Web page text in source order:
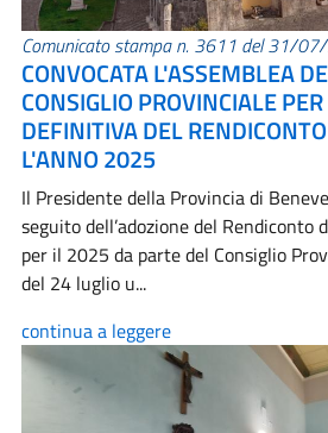
Comunicato stampa n. 3611 del 31/
CONVOCATA L'ASSEMBLEA
CONSIGLIO PROVINCIALE
DEFINITIVA DEL
L'ANNO 2025
Il Presidente della Provincia di
seguito dell’adozione del Rendiconto
per il 2025 da parte del Consiglio
del 24 luglio u...
continua a leggere